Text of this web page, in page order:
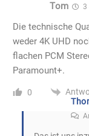
Tom 3
Die technische
weder 4K UHD
flachen PCM
Paramount+.
0